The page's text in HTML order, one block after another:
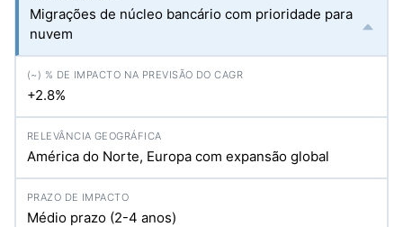
Migrações de núcleo bancário com prioridade para
nuvem
+2.8%
América do Norte, Europa com expansão global
Médio prazo (2-4 anos)